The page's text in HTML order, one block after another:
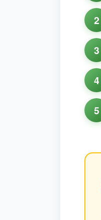
2
3
4
5